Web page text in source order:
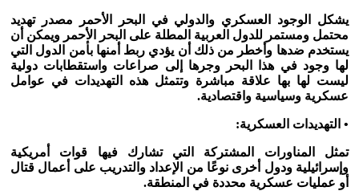
يشكل الوجود العسكري والدولي في البحر الأحمر مصدر تهديد
محتمل ومستمر للدول العربية المطلة على البحر الأحمر ويمكن أن
يستخدم ضدها وأخطر من ذلك أن يؤدي ربط أمنها بأمن الدول التي
لها وجود في هذا البحر وجرها إلى صراعات واستقطابات دولية
ليست لها بها علاقة مباشرة وتتمثل هذه التهديدات في عوامل
عسكرية وسياسية واقتصادية.
• التهديدات العسكرية:
تمثل المناورات المشتركة التي تشارك فيها قوات أمريكية
وإسرائيلية ودول أخرى نوعًا من الإعداد والتدريب على أعمال قتال
أو عمليات عسكرية محددة في المنطقة.